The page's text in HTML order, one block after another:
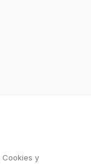
Cookies y